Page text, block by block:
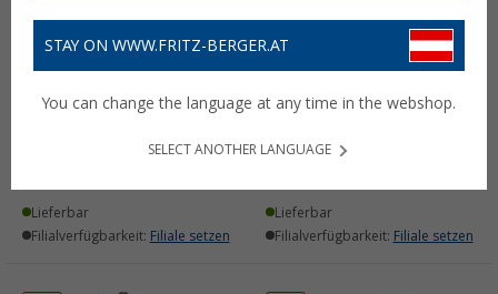
Mestic Wasserkocher 0,8
Lieferbar
Filialverfügbarkeit: Filiale setzen
Mestic Kaffeemaschine
Lieferbar
Filialverfügbarkeit: Filiale setzen
STAY ON WWW.FRITZ-BERGER.AT
You can change the language at any time in the webshop.
SELECT ANOTHER LANGUAGE